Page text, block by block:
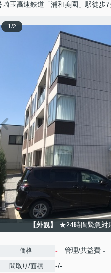
埼玉高速鉄道「浦和美園」駅徒歩7
1/2
【外観】 ★24時間緊急対
価格 - 管理/共益費 -
間取り/面積 -/-